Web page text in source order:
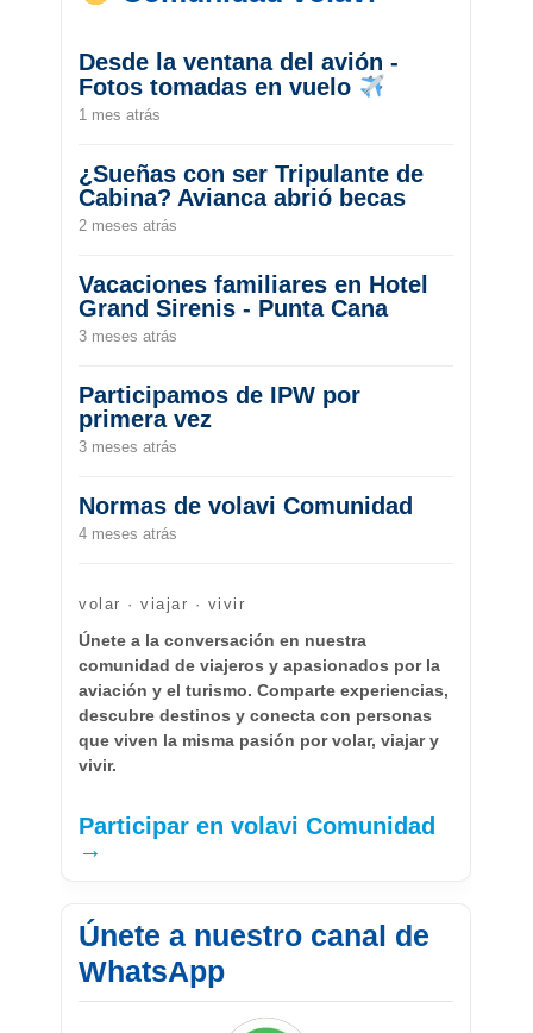
Desde la ventana del avión -
Fotos tomadas en vuelo
1 mes atrás
¿Sueñas con ser Tripulante de
Cabina? Avianca abrió becas
2 meses atrás
Vacaciones familiares en Hotel
Grand Sirenis - Punta Cana
3 meses atrás
Participamos de IPW por
primera vez
3 meses atrás
Normas de volavi Comunidad
4 meses atrás
volar · viajar · vivir
Únete a la conversación en nuestra
comunidad de viajeros y apasionados por la
aviación y el turismo. Comparte experiencias,
descubre destinos y conecta con personas
que viven la misma pasión por volar, viajar y
vivir.
Participar en volavi Comunidad
→
Únete a nuestro canal de
WhatsApp